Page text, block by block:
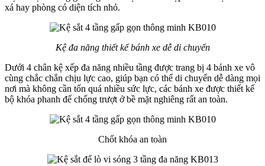
xá hay phòng có diện tích nhỏ.
Kệ đa năng thiết kế bánh xe dễ di chuyển
Dưới 4 chân kệ xếp đa năng nhiều tầng được trang bị 4 bánh xe vô
cùng chắc chắn chịu lực cao, giúp bạn có thể di chuyển dễ dàng mọi
nơi mà không cần tốn quá nhiều sức lực, các bánh xe được thiết kế
bộ khóa phanh để chống trượt ở bề mặt nghiêng rất an toàn.
Chốt khóa an toàn